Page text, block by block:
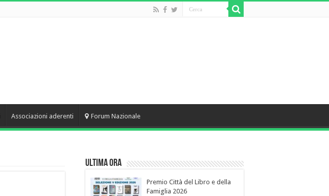
Associazioni aderenti Forum Nazionale
Ultima Ora
Premio Città del Libro e della
Famiglia 2026